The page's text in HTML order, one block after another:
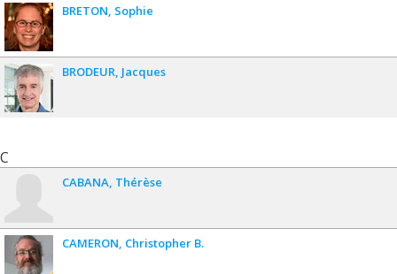
BRETON Sophie
BRODEUR Jacques
C
CABANA Thérèse
CAMERON Christopher B.